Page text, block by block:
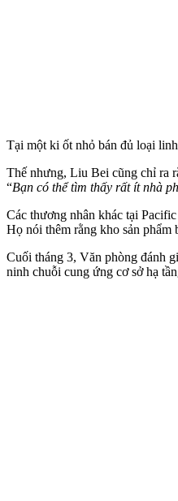
Tại một ki ốt nhỏ bán đủ loại
Thế nhưng, Liu Bei cũng chỉ ra
“Bạn có thể tìm thấy rất ít nhà
Các thương nhân khác tại
Họ nói thêm rằng kho sản
Cuối tháng 3, Văn phòng đánh
ninh chuỗi cung ứng cơ sở hạ